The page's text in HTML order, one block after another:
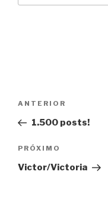
Post
Anterior
ANTERIOR
1.500 posts!
Próximo
PRÓXIMO
Victor/Victoria